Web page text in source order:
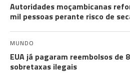
Autoridades moçambicanas
mil pessoas perante risco de
MUNDO
EUA já pagaram reembolsos de
sobretaxas ilegais